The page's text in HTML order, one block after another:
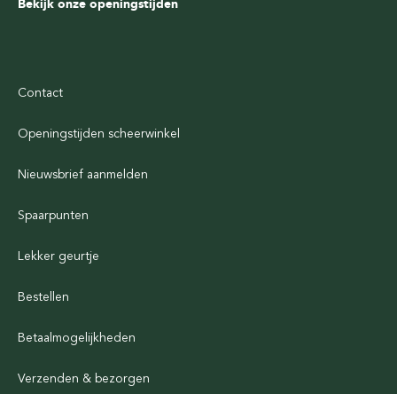
Bekijk onze openingstijden
Contact
Openingstijden scheerwinkel
Nieuwsbrief aanmelden
Spaarpunten
Lekker geurtje
Bestellen
Betaalmogelijkheden
Verzenden & bezorgen